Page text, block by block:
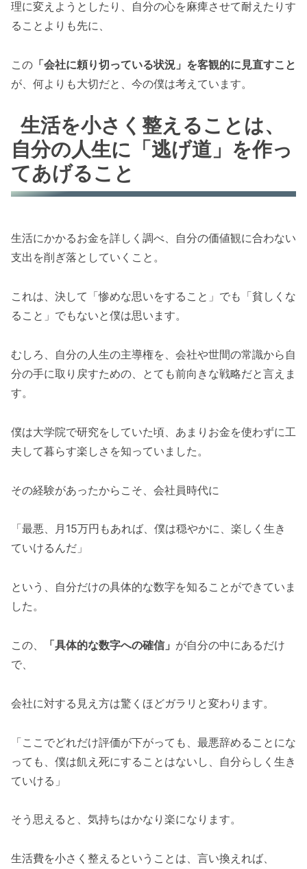
理に変えようとしたり、自分の心を麻痺させて耐えたりす
ることよりも先に、
この 「会社に頼り切っている状況」を客観的に見直すこと
が、何よりも大切だと、今の僕は考えています。
生活を小さく整えることは、
自分の人生に「逃げ道」を作っ
てあげること
生活にかかるお金を詳しく調べ、自分の価値観に合わない
支出を削ぎ落としていくこと。
これは、決して「惨めな思いをすること」でも「貧しくな
ること」でもないと僕は思います。
むしろ、自分の人生の主導権を、会社や世間の常識から自
分の手に取り戻すための、とても前向きな戦略だと言えま
す。
僕は大学院で研究をしていた頃、あまりお金を使わずに工
夫して暮らす楽しさを知っていました。
その経験があったからこそ、会社員時代に
「最悪、月15万円もあれば、僕は穏やかに、楽しく生き
ていけるんだ」
という、自分だけの具体的な数字を知ることができていま
した。
この、 「具体的な数字への確信」 が自分の中にあるだけ
で、
会社に対する見え方は驚くほどガラリと変わります。
「ここでどれだけ評価が下がっても、最悪辞めることにな
っても、僕は飢え死にすることはないし、自分らしく生き
ていける」
そう思えると、気持ちはかなり楽になります。
生活費を小さく整えるということは、言い換えれば、